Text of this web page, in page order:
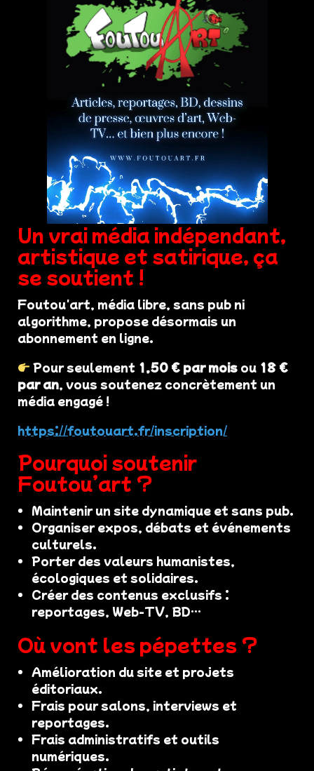
Un vrai média indépendant,
artistique et satirique, ça
se soutient !
Foutou'art, média libre, sans pub ni
algorithme, propose désormais un
abonnement en ligne.
Pour seulement 1,50 € par mois ou 18 €
par an, vous soutenez concrètement un
média engagé !
https://foutouart.fr/inscription/
Pourquoi soutenir
Foutou’art ?
Maintenir un site dynamique et sans pub.
Organiser expos, débats et événements
culturels.
Porter des valeurs humanistes,
écologiques et solidaires.
Créer des contenus exclusifs :
reportages, Web-TV, BD…
Où vont les pépettes ?
Amélioration du site et projets
éditoriaux.
Frais pour salons, interviews et
reportages.
Frais administratifs et outils
numériques.